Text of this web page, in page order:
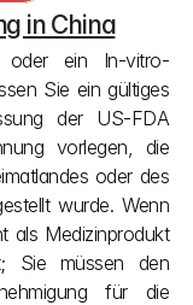
in China
ein In-vitro-
Sie ein gültiges
der US-FDA
vorlegen, die
oder des
wurde. Wenn
als Medizinprodukt
Sie müssen den
für die